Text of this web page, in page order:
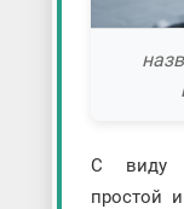
С виду
простой